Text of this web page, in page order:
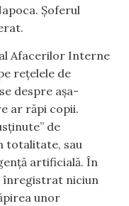
Șoferul
Afacerilor Interne
rețelele de
despre așa-
ar răpi copii.
de
totalitate, sau
artificială. În
înregistrat niciun
unor